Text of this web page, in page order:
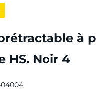
à
HS. Noir 4